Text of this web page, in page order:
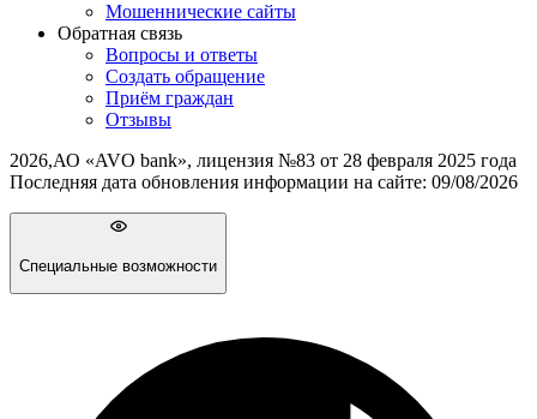
Мошеннические cайты
Обратная связь
Вопросы и ответы
Создать обращение
Приём граждан
Отзывы
2026,АО «AVO bank», лицензия №83 от 28 февраля 2025 года
Последняя дата обновления информации на сайте: 09/08/2026
Специальные возможности